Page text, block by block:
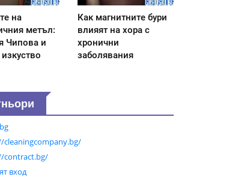
на
метъл:
Чипова и
Как магнитните бури
влияят на хора с
хронични
заболявания
cleaningcompany.bg/
contract.bg/
вход